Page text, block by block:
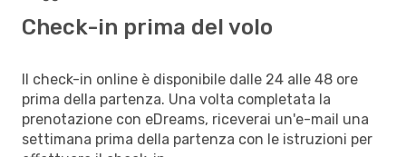
Check-in prima del volo
Il check-in online è disponibile dalle 24 alle 48 ore
prima della partenza. Una volta completata la
prenotazione con eDreams, riceverai un'e-mail una
settimana prima della partenza con le istruzioni per